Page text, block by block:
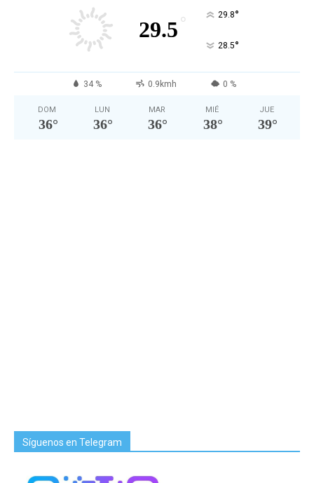
29.5 ° 29.8°
28.5°
34 % 0.9kmh 0 %
DOM
36°
LUN
36°
MAR
36°
MIÉ
38°
JUE
39°
Síguenos en Telegram